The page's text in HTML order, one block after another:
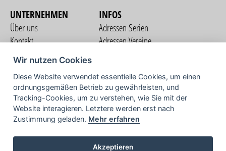
UNTERNEHMEN
Über uns
Kontakt
Nutzungsbedingungen
Datenschutzerklärung
Impressum
INFOS
Adressen Serien
Adressen Vereine
COMMUNITY
TV
Wir nutzen Cookies
Diese Website verwendet essentielle Cookies, um einen
ordnungsgemäßen Betrieb zu gewährleisten, und
Tracking-Cookies, um zu verstehen, wie Sie mit der
Website interagieren. Letztere werden erst nach
Zustimmung geladen. Mehr erfahren
Akzeptieren